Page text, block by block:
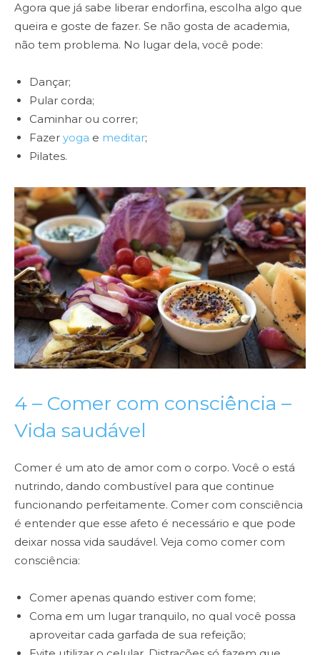
Agora que já sabe liberar endorfina, escolha algo que
queira e goste de fazer. Se não gosta de academia,
não tem problema. No lugar dela, você pode:
Dançar;
Pular corda;
Caminhar ou correr;
Fazer yoga e meditar;
Pilates.
4 – Comer com consciência –
Vida saudável
Comer é um ato de amor com o corpo. Você o está
nutrindo, dando combustível para que continue
funcionando perfeitamente. Comer com consciência
é entender que esse afeto é necessário e que pode
deixar nossa vida saudável. Veja como comer com
consciência:
Comer apenas quando estiver com fome;
Coma em um lugar tranquilo, no qual você possa
aproveitar cada garfada de sua refeição;